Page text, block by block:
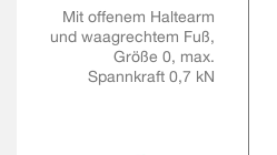
Mit offenem Haltearm
und waagrechtem Fuß,
Größe 0, max.
Spannkraft 0,7 kN